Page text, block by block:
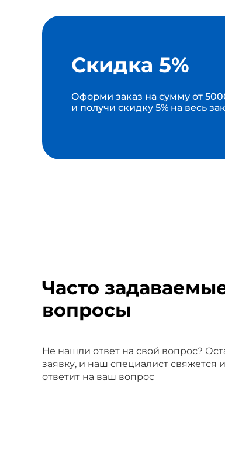
Скидка 5%
Оформи заказ на сумму от
и получи скидку 5% на весь
Часто
вопросы
Не нашли ответ на свой вопрос?
заявку, и наш специалист свяжется и
ответит на ваш вопрос